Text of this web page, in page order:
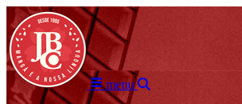
menu